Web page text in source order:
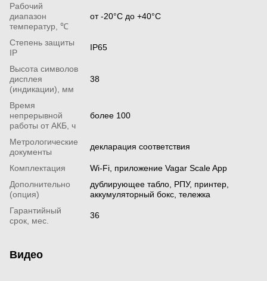
Рабочий
диапазон
температур, ℃
от -20°С до +40°С
Степень защиты
IP
IP65
Высота символов
дисплея
(индикации), мм
38
Время
непрерывной
работы от АКБ, ч
более 100
Метрологические
документы
декларация соответствия
Комплектация
Wi-Fi, приложение Vagar Scale App
Дополнительно
(опция)
дублирующее табло, РПУ, принтер,
аккумуляторный бокс, тележка
Гарантийный
срок, мес.
36
Видео